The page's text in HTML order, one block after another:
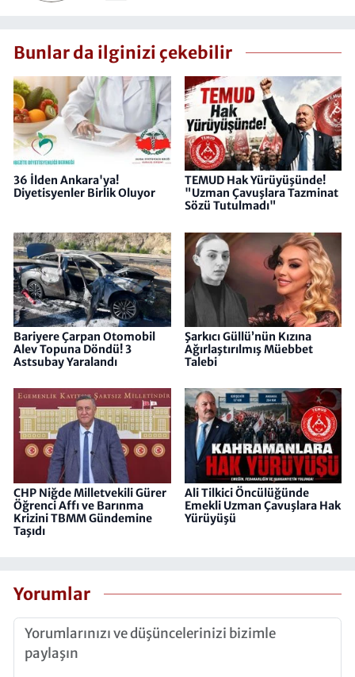
Bunlar da ilginizi çekebilir
36 İlden Ankara'ya!
Diyetisyenler Birlik Oluyor
TEMUD Hak Yürüyüşünde!
"Uzman Çavuşlara Tazminat
Sözü Tutulmadı"
Bariyere Çarpan Otomobil
Alev Topuna Döndü! 3
Astsubay Yaralandı
Şarkıcı Güllü’nün Kızına
Ağırlaştırılmış Müebbet
Talebi
CHP Niğde Milletvekili Gürer
Öğrenci Affı ve Barınma
Krizini TBMM Gündemine
Taşıdı
Ali Tilkici Öncülüğünde
Emekli Uzman Çavuşlara Hak
Yürüyüşü
Yorumlar